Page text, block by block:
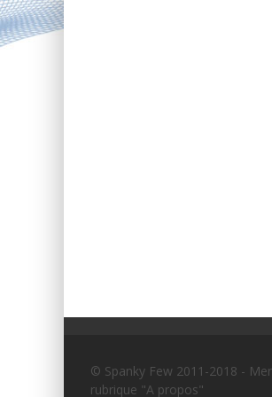
© Spanky Few 2011-2018 -
rubrique "A propos"